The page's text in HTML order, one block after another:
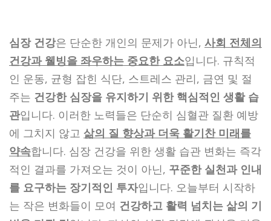
심장 건강은 단순한 개인의 문제가 아닌, 사회 전체의
건강과 웰빙을 좌우하는 중요한 요소입니다. 규칙적
인 운동, 균형 잡힌 식단, 스트레스 관리, 금연 및 절
주는 건강한 심장을 유지하기 위한 핵심적인 생활 습
관입니다. 이러한 노력들은 단순히 심혈관 질환 예방
에 그치지 않고 삶의 질 향상과 더욱 활기찬 미래를
약속합니다. 심장 건강을 위한 생활 습관 변화는 즉각
적인 결과를 가져오는 것이 아닌, 꾸준한 실천과 인내
를 요구하는 장기적인 투자입니다. 오늘부터 시작하
는 작은 변화들이 모여 건강하고 활력 넘치는 삶의 기